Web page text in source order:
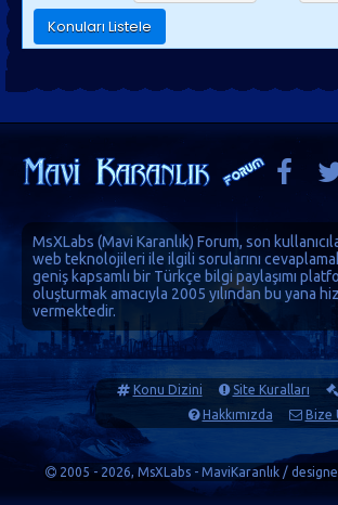
MsXLabs (Mavi Karanlık) Forum, son
web teknolojileri ile ilgili sorularını
geniş kapsamlı bir Türkçe bilgi paylaşımı
oluşturmak amacıyla 2005 yılından bu yana
vermektedir.
Konu Dizini Site Kuralları
Hakkımızda
Bize
2005 - 2026, MsXLabs - MaviKaranlık /